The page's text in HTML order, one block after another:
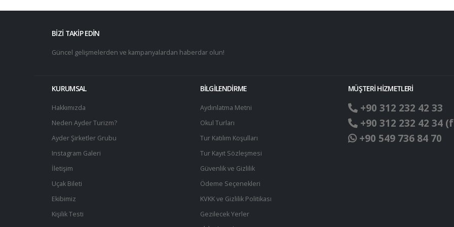
BİZİ TAKİP EDİN
Güncel gelişmelerden ve kampanyalardan haberdar olun!
KURUMSAL
Hakkımızda
Neden Ayder Turizm?
Ayder Şirketler Grubu
Instagram Galeri
İletişim
Uçak Bileti
Ekibimiz
Kişilik Testi
BİLGİLENDİRME
Aydınlatma Metni
Okul Turları
Tur Katılım Koşulları
Tur Kayıt Sözleşmesi
Güvenlik ve Gizlilik
Ödeme Seçenekleri
KVKK ve Gizlilik Politikası
Gezilecek Yerler
MÜŞTERİ HİZMETLERİ
+90 312 232 42 33
+90 312 232 42 34
+90 549 736 84 70